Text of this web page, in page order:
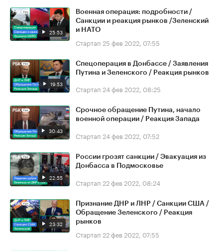
25:53
Военная операция: подробности /
Санкции и реакция рынков /Зеленский
и НАТО
Стартап 25 фев 2022, 07:55
19:53
Спецоперация в Донбассе / Заявления
Путина и Зеленского / Реакция рынков
Стартап 24 фев 2022, 08:25
30:43
Срочное обращение Путина, начало
военной операции / Реакция Запада
Стартап 24 фев 2022, 07:52
22:55
России грозят санкции / Эвакуация из
Донбасса в Подмосковье
Стартап 22 фев 2022, 08:24
23:32
Признание ДНР и ЛНР / Санкции США /
Обращение Зеленского / Реакция
рынков
Стартап 22 фев 2022, 07:55